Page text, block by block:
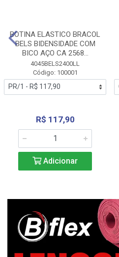
BOTINA ELASTICO BRACOL
BELS BIDENSIDADE COM
BICO AÇO CA 2568...
4045BELS2400LL
Código: 100001
R$ 117,90
Adicionar